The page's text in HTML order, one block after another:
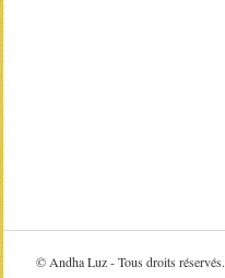
© Andha Luz - Tous droits réservés.